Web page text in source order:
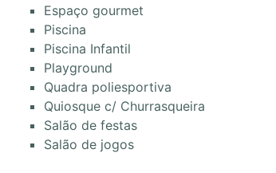
Espaço gourmet
Piscina
Piscina Infantil
Playground
Quadra poliesportiva
Quiosque c/ Churrasqueira
Salão de festas
Salão de jogos